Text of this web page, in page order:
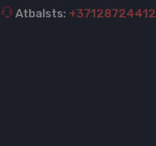
Atbalsts: +37128724412